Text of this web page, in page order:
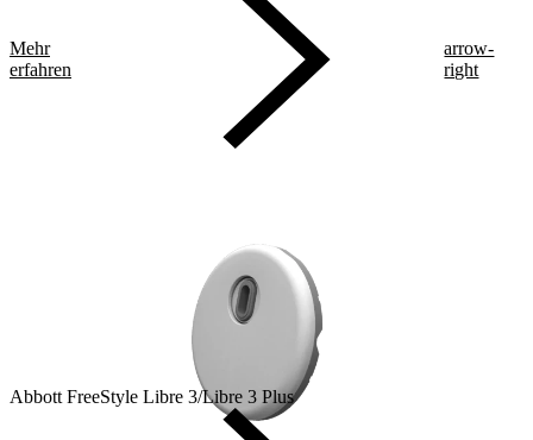
Mehr
erfahren
arrow-
right
Abbott FreeStyle Libre 3/Libre 3 Plus